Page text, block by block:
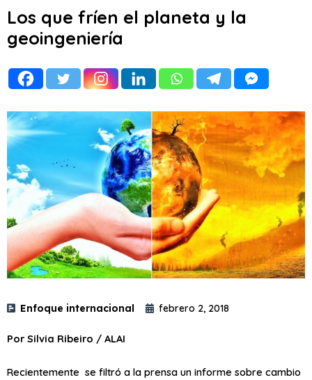
Los que fríen el planeta y la
geoingeniería
Enfoque internacional febrero 2, 2018
Por Silvia Ribeiro / ALAI
Recientemente se filtró a la prensa un informe sobre cambio